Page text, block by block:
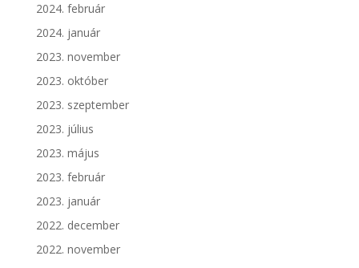
2024. február
2024. január
2023. november
2023. október
2023. szeptember
2023. július
2023. május
2023. február
2023. január
2022. december
2022. november